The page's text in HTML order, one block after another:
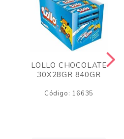
LOLLO CHOCOLATE
30X28GR 840GR
Código: 16635